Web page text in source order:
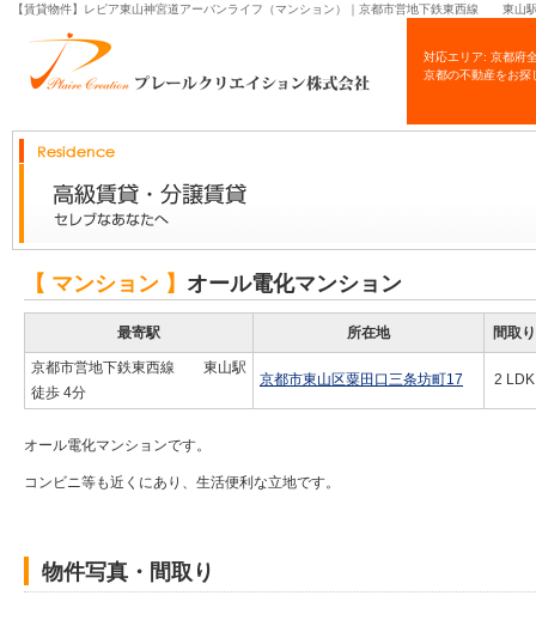
【賃貸物件】レピア東山神宮道アーバンライフ（マンション）｜京都市営地下鉄東西線 東山
対応エリア: 京都府
京都の不動産をお探
【 マンション 】 オール電化マンション
最寄駅 所在地 間取り
京都市営地下鉄東西線 東山駅
徒歩 4分
京都市東山区粟田口三条坊町17 2 LDK
オール電化マンションです。
コンビニ等も近くにあり、生活便利な立地です。
物件写真・間取り